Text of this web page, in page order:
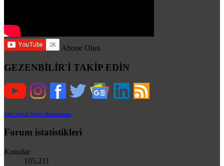
Abone Olun
GEZENBİLİR'İ TAKİP EDİN
Tüm Sosyal Medya Hesaplarımız
Forum istatistikleri
Konular
105,211